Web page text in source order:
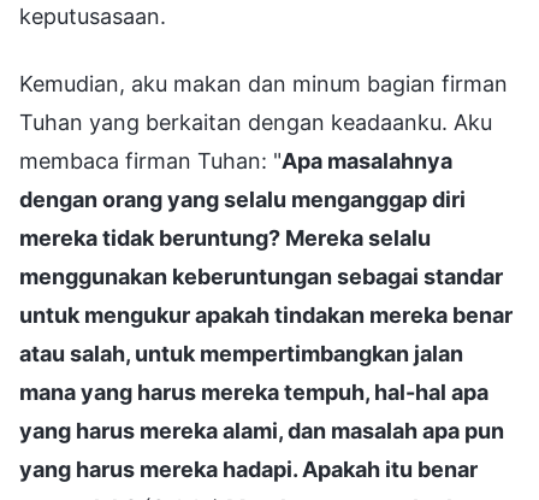
keputusasaan.
Kemudian, aku makan dan minum bagian firman
Tuhan yang berkaitan dengan keadaanku. Aku
membaca firman Tuhan: "Apa masalahnya
dengan orang yang selalu menganggap diri
mereka tidak beruntung? Mereka selalu
menggunakan keberuntungan sebagai standar
untuk mengukur apakah tindakan mereka benar
atau salah, untuk mempertimbangkan jalan
mana yang harus mereka tempuh, hal-hal apa
yang harus mereka alami, dan masalah apa pun
yang harus mereka hadapi. Apakah itu benar